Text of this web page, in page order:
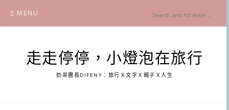
content
MENU
走走停停，小燈泡在旅行
奶茶團長DIFENY：旅行Ｘ文字Ｘ親子Ｘ人生